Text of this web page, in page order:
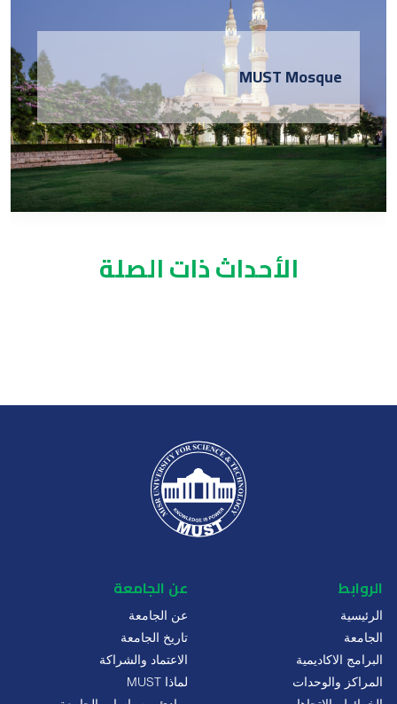
MUST Mosque
الأحداث ذات الصلة
الروابط
الرئيسية
الجامعة
البرامج الاكاديمية
المراكز والوحدات
عن الجامعة
عن الجامعة
تاريخ الجامعة
الاعتماد والشراكة
لماذا MUST